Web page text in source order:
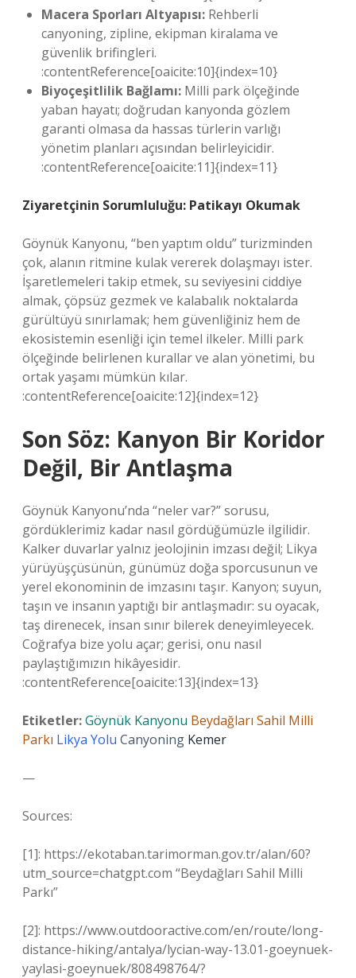
Macera Sporları Altyapısı: Rehberli
canyoning, zipline, ekipman kiralama ve
güvenlik brifingleri.
:contentReference[oaicite:10]{index=10}
Biyoçeşitlilik Bağlamı: Milli park ölçeğinde
yaban hayatı; doğrudan kanyonda gözlem
garanti olmasa da hassas türlerin varlığı
yönetim planları açısından belirleyicidir.
:contentReference[oaicite:11]{index=11}
Ziyaretçinin Sorumluluğu: Patikayı Okumak
Göynük Kanyonu, “ben yaptım oldu” turizminden
çok, alanın ritmine kulak vererek dolaşmayı ister.
İşaretlemeleri takip etmek, su seviyesini ciddiye
almak, çöpsüz gezmek ve kalabalık noktalarda
gürültüyü sınırlamak; hem güvenliğiniz hem de
ekosistemin esenliği için temel ilkeler. Milli park
ölçeğinde belirlenen kurallar ve alan yönetimi, bu
ortak yaşamı mümkün kılar.
:contentReference[oaicite:12]{index=12}
Son Söz: Kanyon Bir Koridor
Değil, Bir Antlaşma
Göynük Kanyonu’nda “neler var?” sorusu,
gördüklerimiz kadar nasıl gördüğümüzle ilgilidir.
Kalker duvarlar yalnız jeolojinin imzası değil; Likya
yürüyüşçüsünün, günümüz doğa sporcusunun ve
yerel ekonominin de imzasını taşır. Kanyon; suyun,
taşın ve insanın yaptığı bir antlaşmadır: su oyacak,
taş direnecek, insan sınır bilerek deneyimleyecek.
Coğrafya bize yolu açar; gerisi, onu nasıl
paylaştığımızın hikâyesidir.
:contentReference[oaicite:13]{index=13}
Etiketler:Göynük Kanyonu Beydağları Sahil Milli
Parkı Likya Yolu Canyoning Kemer
—
Sources:
[1]: https://ekotaban.tarimorman.gov.tr/alan/60?
utm_source=chatgpt.com “Beydağları Sahil Milli
Parkı”
[2]: https://www.outdooractive.com/en/route/long-
distance-hiking/antalya/lycian-way-13.01-goeynuek-
yaylasi-goeynuek/808498764/?